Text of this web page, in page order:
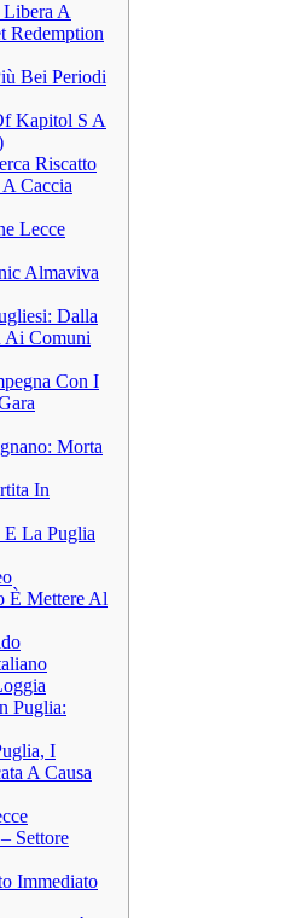
Libera A
Redemption
Bei Periodi
Kapitol S A
Riscatto
Caccia
Lecce
Almaviva
Dalla
Ai Comuni
Con I
Morta
In
E La Puglia
È Mettere Al
Puglia:
I
A Causa
Settore
Immediato